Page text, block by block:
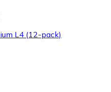
L4 (12-pack)